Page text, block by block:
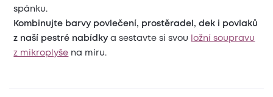
spánku.
Kombinujte barvy povlečení, prostěradel, dek i povlaků
z naší pestré nabídkya sestavte si svou
ložní soupravu
z mikroplyše na míru.